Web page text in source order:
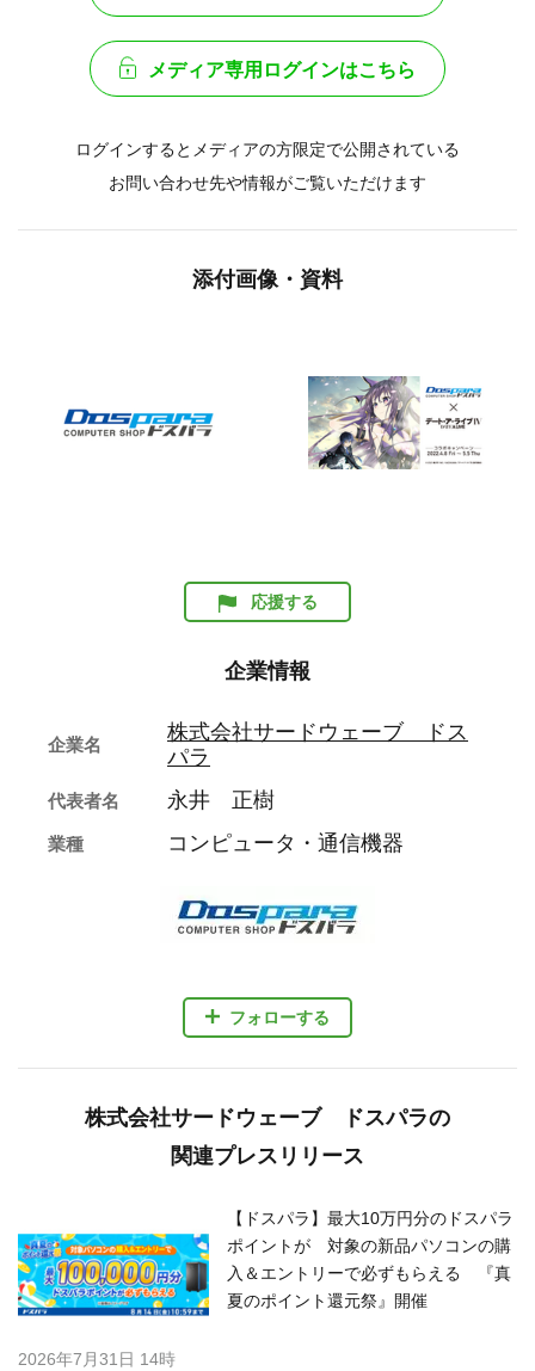
メディア専用ログインはこちら
ログインするとメディアの方限定で公開されている
お問い合わせ先や情報がご覧いただけます
添付画像・資料
応援する
企業情報
フォローする
企業名
株式会社サードウェーブ ドス
パラ
代表者名 永井 正樹
業種 コンピュータ・通信機器
株式会社サードウェーブ ドスパラの
関連プレスリリース
【ドスパラ】最大10万円分のドスパラ
ポイントが 対象の新品パソコンの購
入＆エントリーで必ずもらえる 『真
夏のポイント還元祭』開催
2026年7月31日 14時